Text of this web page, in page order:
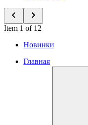
Item 1 of 12
Новинки
Главная